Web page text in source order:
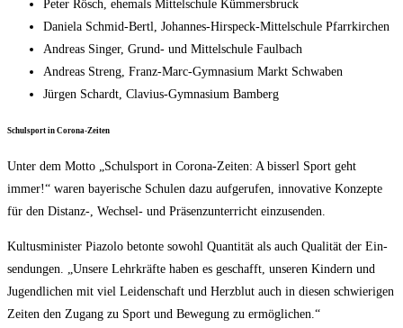
Peter Rösch, ehe­mals Mit­tel­schu­le Kümmersbruck
Danie­la Schmid-Bertl, Johan­nes-Hir­speck-Mit­tel­schu­le Pfarrkirchen
Andre­as Sin­ger, Grund- und Mit­tel­schu­le Faulbach
Andre­as Streng, Franz-Marc-Gym­na­si­um Markt Schwaben
Jür­gen Schardt, Cla­vi­us-Gym­na­si­um Bamberg
Schul­sport in Corona-Zeiten
Unter dem Mot­to „Schul­sport in Coro­na-Zei­ten: A bis­serl Sport geht
immer!“ waren baye­ri­sche Schu­len dazu auf­ge­ru­fen, inno­va­ti­ve Kon­zep­te
für den Distanz‑, Wech­sel- und Prä­senz­un­ter­richt einzusenden.
Kul­tus­mi­nis­ter Pia­zo­lo beton­te sowohl Quan­ti­tät als auch Qua­li­tät der Ein­
sen­dun­gen. „Unse­re Lehr­kräf­te haben es geschafft, unse­ren Kin­dern und
Jugend­li­chen mit viel Lei­den­schaft und Herz­blut auch in die­sen schwie­ri­gen
Zei­ten den Zugang zu Sport und Bewe­gung zu ermöglichen.“